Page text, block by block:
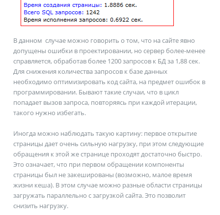
В данном случае можно говорить о том, что на сайте явно
допущены ошибки в проектировании, но сервер более-менее
справляется, обработав более 1200 запросов к БД за 1,88 сек.
Для снижения количества запросов к базе данных
необходимо оптимизировать код сайта, на предмет ошибок в
программировании. Бывают такие случаи, что в цикл
попадает вызов запроса, повторяясь при каждой итерации,
такого нужно избегать.
Иногда можно наблюдать такую картину: первое открытие
страницы дает очень сильную нагрузку, при этом следующие
обращения к этой же странице проходят достаточно быстро.
Это означает, что при первом обращении компоненты
страницы был не закешированы (возможно, малое время
жизни кеша). В этом случае можно разные области страницы
загружать параллельно с загрузкой сайта. Это позволит
снизить нагрузку.